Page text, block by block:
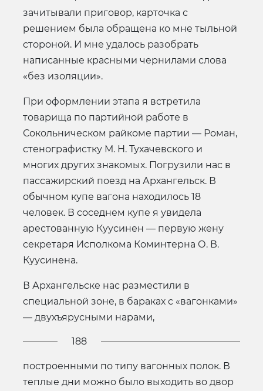
зачитывали приговор, карточка с
решением была обращена ко мне тыльной
стороной. И мне удалось разобрать
написанные красными чернилами слова
«без изоляции».
При оформлении этапа я встретила
товарища по партийной работе в
Сокольническом райкоме партии — Роман,
стенографистку М. Н. Тухачевского и
многих других знакомых. Погрузили нас в
пассажирский поезд на Архангельск. В
обычном купе вагона находилось 18
человек. В соседнем купе я увидела
арестованную Куусинен — первую жену
секретаря Исполкома Коминтерна О. В.
Куусинена.
В Архангельске нас разместили в
специальной зоне, в бараках с «вагонками»
— двухъярусными нарами,
188
построенными по типу вагонных полок. В
теплые дни можно было выходить во двор